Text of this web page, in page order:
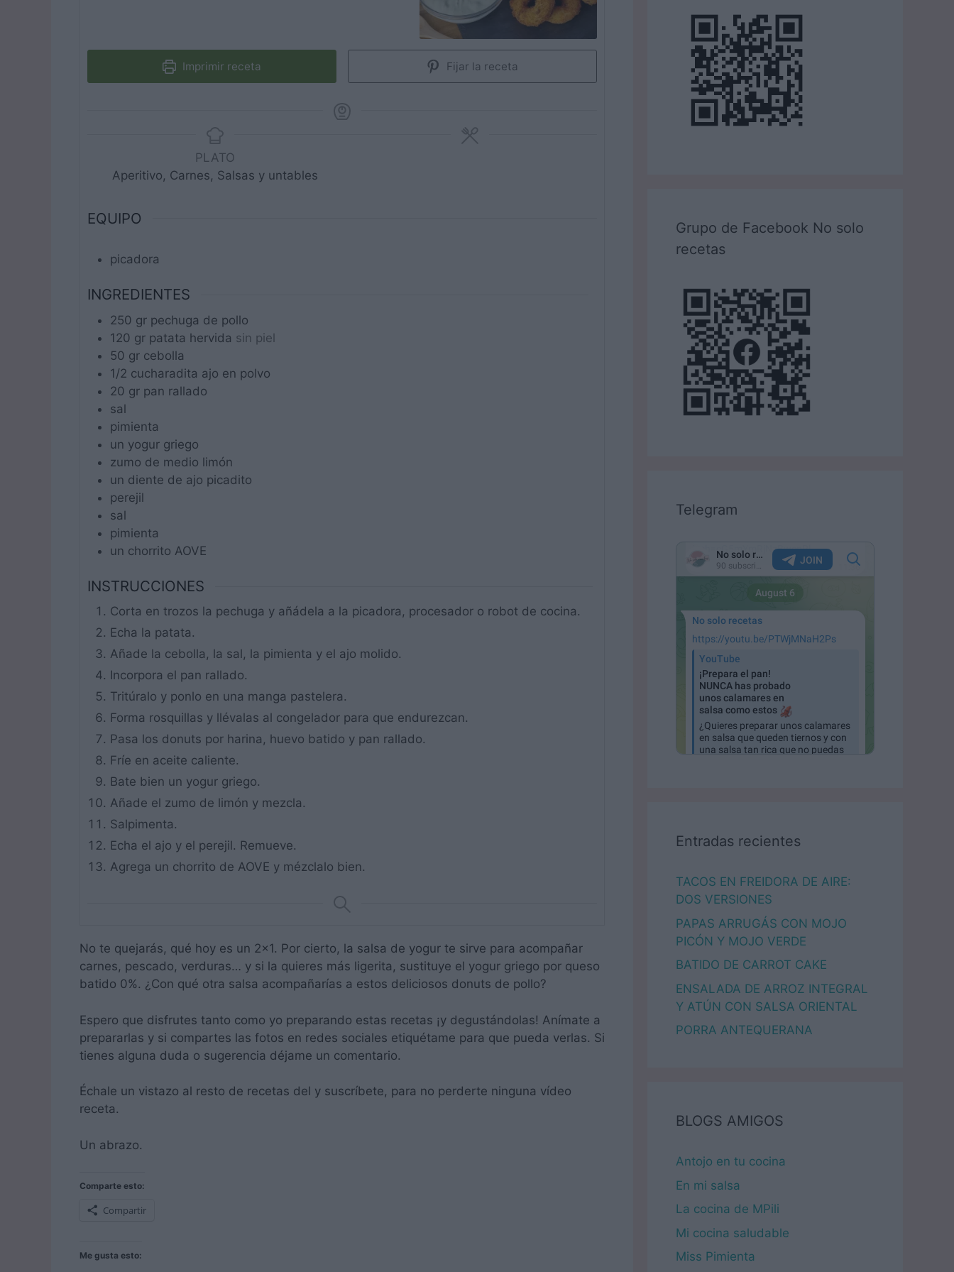
Imprimir receta Fijar la receta
PLATO
Aperitivo, Carnes, Salsas y untables
EQUIPO
picadora
INGREDIENTES
250 gr pechuga de pollo
120 gr patata hervida sin piel
50 gr cebolla
1/2 cucharadita ajo en polvo
20 gr pan rallado
sal
pimienta
un yogur griego
zumo de medio limón
un diente de ajo picadito
perejil
sal
pimienta
un chorrito AOVE
INSTRUCCIONES
Corta en trozos la pechuga y añádela a la picadora, procesador o robot de cocina.
Echa la patata.
Añade la cebolla, la sal, la pimienta y el ajo molido.
Incorpora el pan rallado.
Tritúralo y ponlo en una manga pastelera.
Forma rosquillas y llévalas al congelador para que endurezcan.
Pasa los donuts por harina, huevo batido y pan rallado.
Fríe en aceite caliente.
Bate bien un yogur griego.
Añade el zumo de limón y mezcla.
Salpimenta.
Echa el ajo y el perejil. Remueve.
Agrega un chorrito de AOVE y mézclalo bien.
No te quejarás, qué hoy es un 2×1. Por cierto, la salsa de yogur te sirve para acompañar
carnes, pescado, verduras… y si la quieres más ligerita, sustituye el yogur griego por queso
batido 0%. ¿Con qué otra salsa acompañarías a estos deliciosos donuts de pollo?
Espero que disfrutes tanto como yo preparando estas recetas ¡y degustándolas! Anímate a
prepararlas y si compartes las fotos en redes sociales etiquétame para que pueda verlas. Si
tienes alguna duda o sugerencia déjame un comentario.
Échale un vistazo al resto de recetas del y suscríbete, para no perderte ninguna vídeo
receta.
Un abrazo.
Comparte esto:
Compartir
Me gusta esto:
Grupo de Facebook No solo
recetas
Telegram
Entradas recientes
TACOS EN FREIDORA DE AIRE:
DOS VERSIONES
PAPAS ARRUGÁS CON MOJO
PICÓN Y MOJO VERDE
BATIDO DE CARROT CAKE
ENSALADA DE ARROZ INTEGRAL
Y ATÚN CON SALSA ORIENTAL
PORRA ANTEQUERANA
BLOGS AMIGOS
Antojo en tu cocina
En mi salsa
La cocina de MPili
Mi cocina saludable
Miss Pimienta